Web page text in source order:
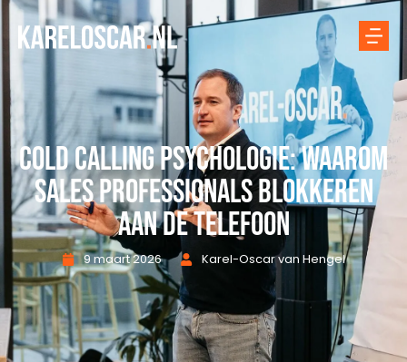
Cold calling psychologie: waarom
sales professionals blokkeren
aan de telefoon
9 maart 2026 Karel-Oscar van Hengel